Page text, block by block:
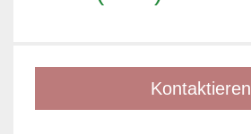
Kontaktieren